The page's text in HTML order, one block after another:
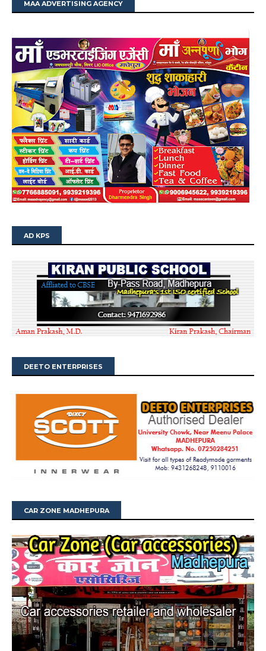
MAA ADVERTISING AGENCY
AD KPS
DEETO ENTERPRISES
CAR ZONE MADHEPURA